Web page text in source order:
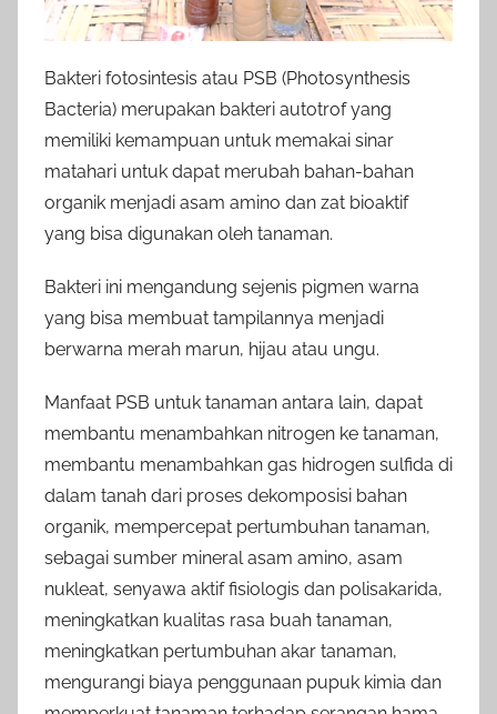
Bakteri fotosintesis atau PSB (Photosynthesis
Bacteria) merupakan bakteri autotrof yang
memiliki kemampuan untuk memakai sinar
matahari untuk dapat merubah bahan-bahan
organik menjadi asam amino dan zat bioaktif
yang bisa digunakan oleh tanaman.
Bakteri ini mengandung sejenis pigmen warna
yang bisa membuat tampilannya menjadi
berwarna merah marun, hijau atau ungu.
Manfaat PSB untuk tanaman antara lain, dapat
membantu menambahkan nitrogen ke tanaman,
membantu menambahkan gas hidrogen sulfida di
dalam tanah dari proses dekomposisi bahan
organik, mempercepat pertumbuhan tanaman,
sebagai sumber mineral asam amino, asam
nukleat, senyawa aktif fisiologis dan polisakarida,
meningkatkan kualitas rasa buah tanaman,
meningkatkan pertumbuhan akar tanaman,
mengurangi biaya penggunaan pupuk kimia dan